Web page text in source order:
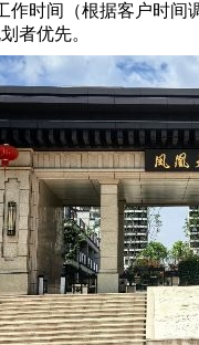
作时间（根据客户时间
者优先。